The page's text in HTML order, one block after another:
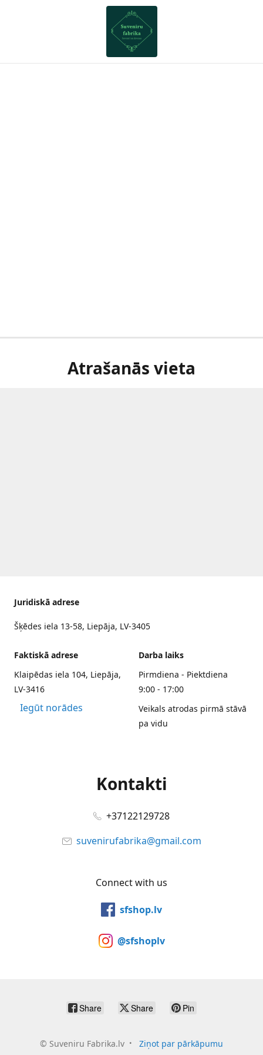
Atrašanās vieta
Juridiskā adrese
Šķēdes iela 13-58, Liepāja, LV-3405
Faktiskā adrese
Klaipēdas iela 104, Liepāja,
LV-3416
Iegūt norādes
Darba laiks
Pirmdiena - Piektdiena
9:00 - 17:00
Veikals atrodas pirmā stāvā
pa vidu
Kontakti
+37122129728
suvenirufabrika@gmail.com
Connect with us
sfshop.lv
@sfshoplv
Share Share Pin
© Suveniru Fabrika.lv Ziņot par pārkāpumu